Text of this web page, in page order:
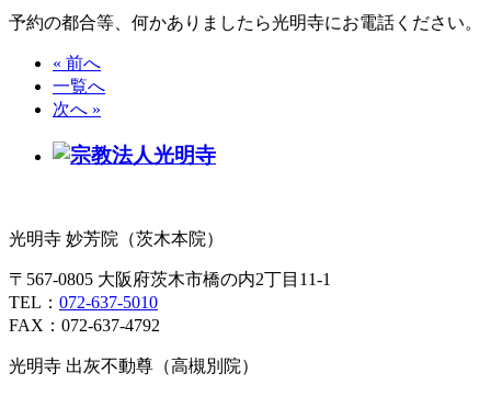
予約の都合等、何かありましたら光明寺にお電話ください。
« 前へ
一覧へ
次へ »
光明寺 妙芳院（茨木本院）
〒567-0805 大阪府茨木市橋の内2丁目11-1
TEL： 072-637-5010
FAX：072-637-4792
光明寺 出灰不動尊（高槻別院）